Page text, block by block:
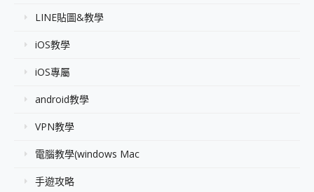
LINE貼圖&教學
iOS教學
iOS專屬
android教學
VPN教學
電腦教學(windows Mac
手遊攻略